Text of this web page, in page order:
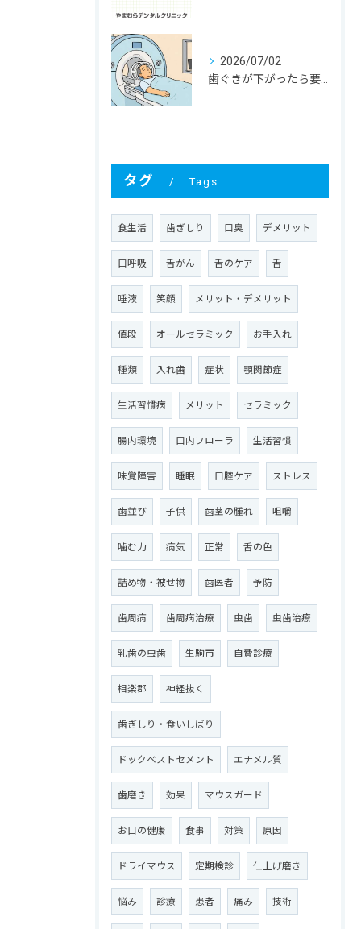
2026/07/02
タグ Tags
食生活 歯ぎしり 口臭 デメリット
口呼吸 舌がん 舌のケア 舌
唾液 笑顔 メリット・デメリット
値段 オールセラミック お手入れ
種類 入れ歯 症状 顎関節症
生活習慣病 メリット セラミック
腸内環境 口内フローラ 生活習慣
味覚障害 睡眠 口腔ケア ストレス
歯並び 子供 歯茎の腫れ 咀嚼
噛む力 病気 正常 舌の色
詰め物・被せ物 歯医者 予防
歯周病 歯周病治療 虫歯 虫歯治療
乳歯の虫歯 生駒市 自費診療
相楽郡 神経抜く
歯ぎしり・食いしばり
ドックベストセメント エナメル質
歯磨き 効果 マウスガード
お口の健康 食事 対策 原因
ドライマウス 定期検診 仕上げ磨き
悩み 診療 患者 痛み 技術